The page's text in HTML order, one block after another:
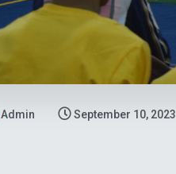
Admin September 10, 2023